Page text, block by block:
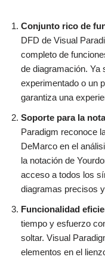
Conjunto rico de
DFD de Visual
completo de
de diagramación. Ya
experimentado o un
garantiza una
Soporte para la
Paradigm reconoce
DeMarco en el
la notación de
acceso a todos los
diagramas precisos
Funcionalidad
tiempo y esfuerzo
soltar. Visual
elementos en el